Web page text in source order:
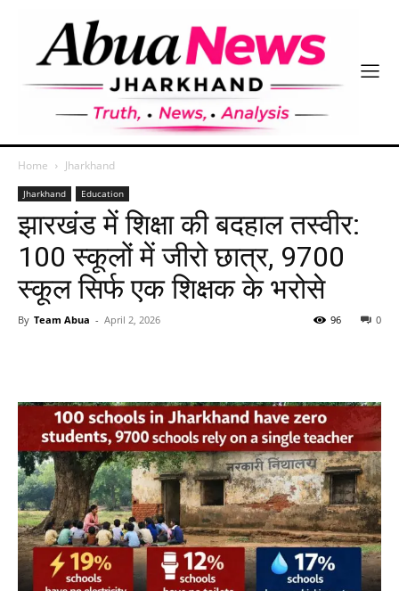
Home Jharkhand
Jharkhand Education
झारखंड में शिक्षा की बदहाल तस्वीर:
100 स्कूलों में जीरो छात्र, 9700
स्कूल सिर्फ एक शिक्षक के भरोसे
By Team Abua - April 2, 2026 0
96